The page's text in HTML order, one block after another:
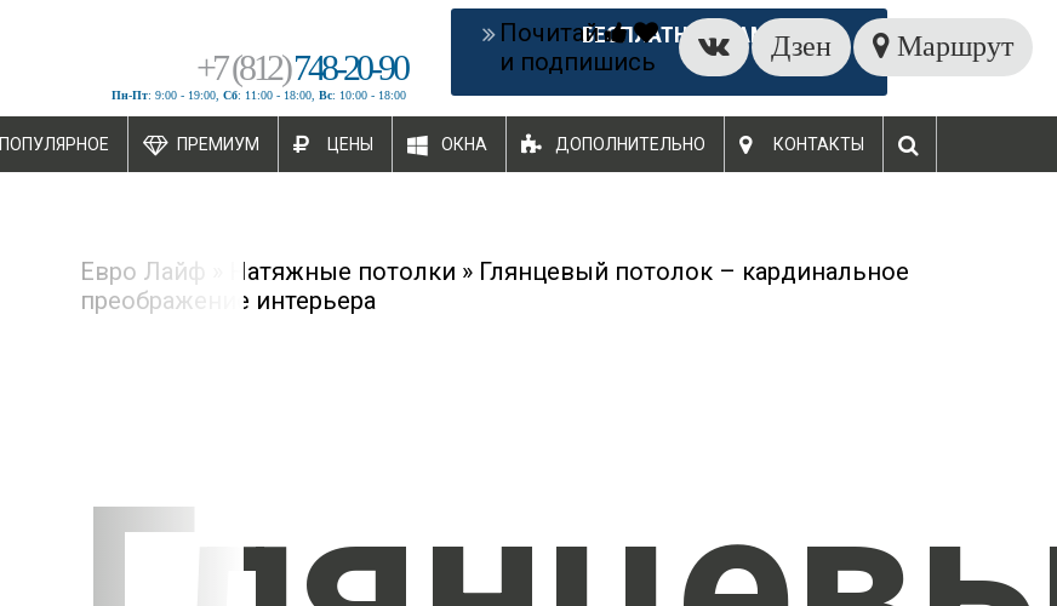
+7(812)748-20-90
Пн-Пт: 9:00 - 19:00, Сб: 11:00 - 18:00, Вс: 10:00 - 18:00
БЕСПЛАТНЫЙ ЗАМЕР
ПОПУЛЯРНОЕ ПРЕМИУМ ЦЕНЫ ОКНА ДОПОЛНИТЕЛЬНО КОНТАКТЫ
Почитай
и подпишись
Дзен Маршрут
Евро Лайф Натяжные потолки » Глянцевый потолок – кардинальное
преображение интерьера